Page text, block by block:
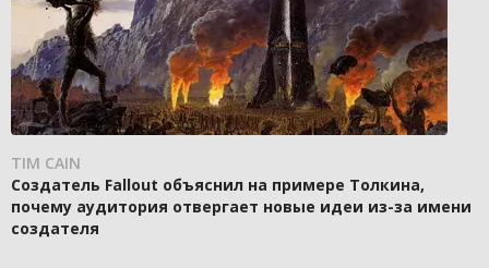
TIM CAIN
Создатель Fallout объяснил на примере Толкина,
почему аудитория отвергает новые идеи из-за имени
создателя